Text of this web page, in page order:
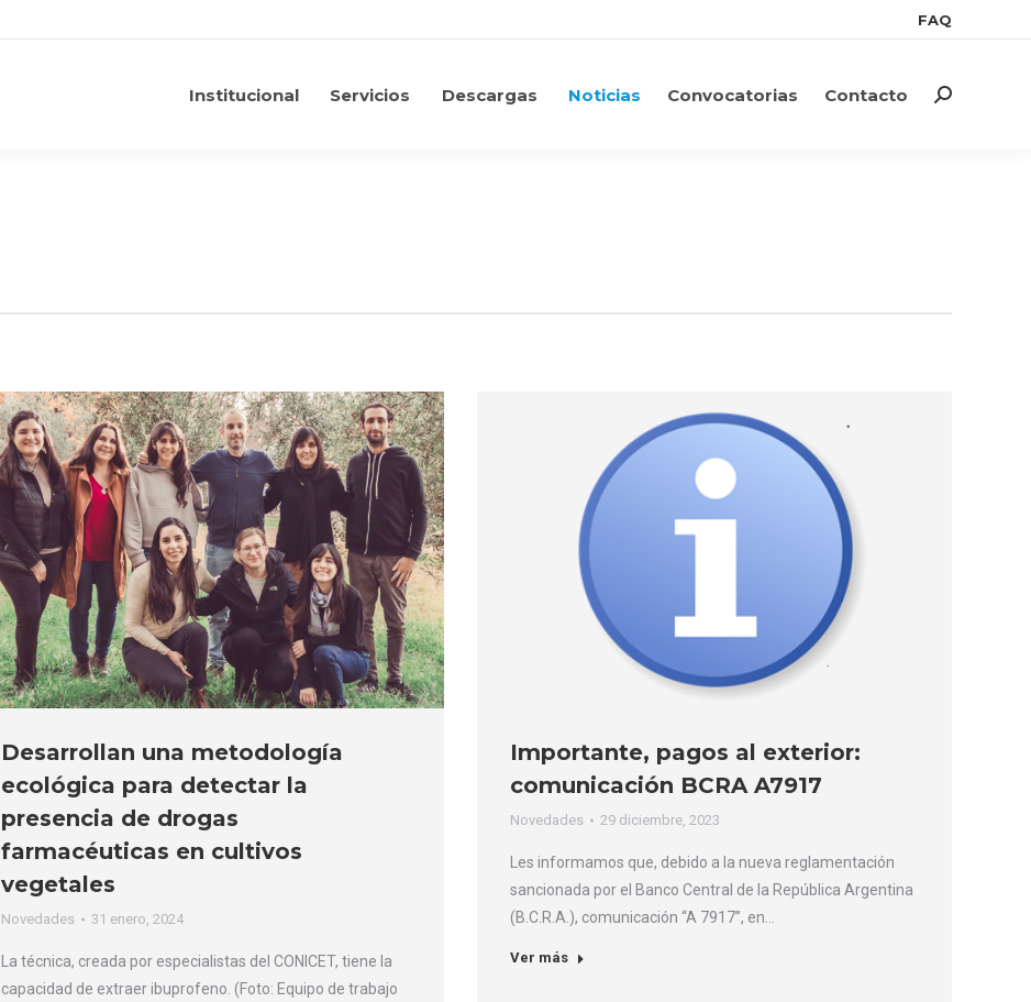
FAQ
Institucional Servicios Descargas Noticias Convocatorias Contacto Search:
Desarrollan una metodología
ecológica para detectar la
presencia de drogas
farmacéuticas en cultivos
vegetales
Novedades 31 enero, 2024
La técnica, creada por especialistas del CONICET, tiene la
capacidad de extraer ibuprofeno. (Foto: Equipo de trabajo
Importante, pagos al exterior:
comunicación BCRA A7917
Novedades 29 diciembre, 2023
Les informamos que, debido a la nueva reglamentación
sancionada por el Banco Central de la República Argentina
(B.C.R.A.), comunicación “A 7917”, en…
Ver más
FAQ